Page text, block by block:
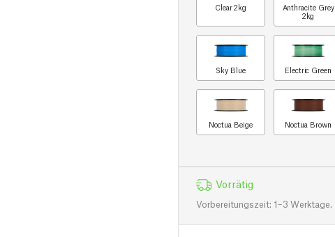
Clear 2kg
Anthracite Grey
2kg
Sky Blue Electric Green
Noctua Beige Noctua Brown
Vorrätig
Vorbereitungszeit: 1–3 Werktage.